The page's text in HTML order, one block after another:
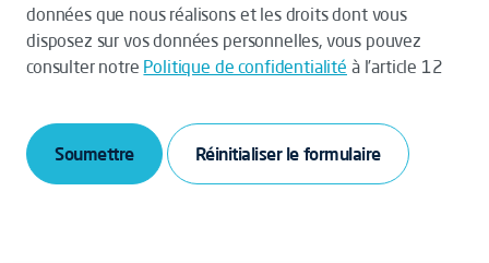
données que nous réalisons et les droits dont vous
disposez sur vos données personnelles, vous pouvez
consulter notre Politique de confidentialité à l’article 12
Soumettre